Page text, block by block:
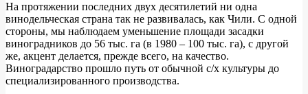
На протяжении последних двух десятилетий ни одна
винодельческая страна так не развивалась, как Чили. С одной
стороны, мы наблюдаем уменьшение площади засадки
виноградников до 56 тыс. га (в 1980 – 100 тыс. га), с другой
же, акцент делается, прежде всего, на качество.
Виноградарство прошло путь от обычной с/х культуры до
специализированного производства.